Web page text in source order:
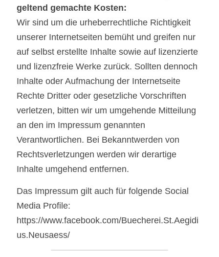
geltend gemachte Kosten:
Wir sind um die urheberrechtliche Richtigkeit
unserer Internetseiten bemüht und greifen nur
auf selbst erstellte Inhalte sowie auf lizenzierte
und lizenzfreie Werke zurück. Sollten dennoch
Inhalte oder Aufmachung der Internetseite
Rechte Dritter oder gesetzliche Vorschriften
verletzen, bitten wir um umgehende Mitteilung
an den im Impressum genannten
Verantwortlichen. Bei Bekanntwerden von
Rechtsverletzungen werden wir derartige
Inhalte umgehend entfernen.
Das Impressum gilt auch für folgende Social
Media Profile:
https://www.facebook.com/Buecherei.St.Aegidi
us.Neusaess/